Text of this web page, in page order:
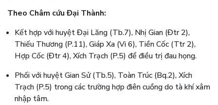
Theo Châm cứu Đại Thành:
Kết hợp với huyệt Đại Lăng (Tb.7), Nhị Gian (Đtr 2),
Thiếu Thương (P.11), Giáp Xa (Vi 6), Tiền Cốc (Ttr 2),
Hợp Cốc (Đtr 4), Xích Trạch (P.5) để điều trị đau họng.
Phối với huyệt Gian Sử (Tb.5), Toàn Trúc (Bq.2), Xích
Trạch (P.5) trong các trường hợp điên cuồng do tà khí xâm
nhập tâm.